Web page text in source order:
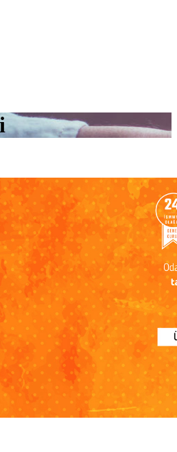
Çağrısı
istanbulsmmmodasi/docs/otobus?ff
Geri Dön